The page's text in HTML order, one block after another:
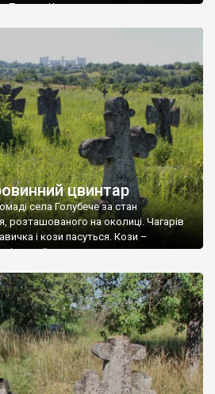
Палац у Красному вразив не лише
цвинтар
села Голубече за стан
розташованого на околиці. Чагарів
і кози пасуться. Кози –
для старих кладовищ,
обгризають, бо то улюблений
Голубечому ціла колекція
Село відносно невелике, […]